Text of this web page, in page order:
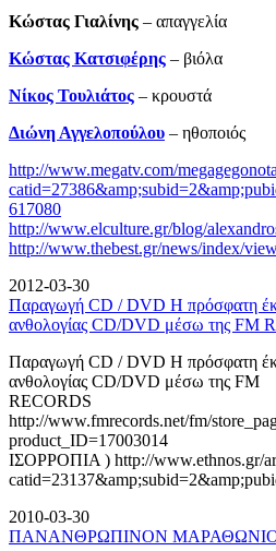
Κώστας Γιαλίνης ­– απαγγελία
Κώστας Κατσιφέρης – βιόλα
Νίκος Τουλιάτος – κρουστά
Διώνη Αγγελοπούλου – ηθοποιός
http://www.megatv.com/
617080
http://www.elculture.gr/blog/
http://www.thebest.gr/news/index/
2012-03-30
Παραγωγή CD / DVD Η πρόσφατη
ανθολογίας CD/DVD μέσω της FM
Παραγωγή CD / DVD Η πρόσφατη
ανθολογίας CD/DVD μέσω της FM
RECORDS
http://www.fmrecords.net/fm/
product_ID=17003014
ΙΣΟΡΡΟΠΙΑ ) http://www.ethnos.gr/
2010-03-30
ΠΑΝΑΝΘΡΩΠΙΝΟΝ